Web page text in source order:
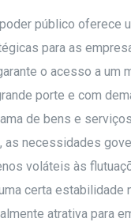
público oferece
para as
o acesso a um
porte e com
de bens e
as necessidades
voláteis às
certa estabilidade
atrativa para